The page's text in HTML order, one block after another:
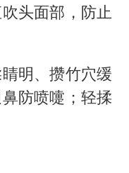
头面部，防止
明、攒竹穴缓
防喷嚏；轻揉